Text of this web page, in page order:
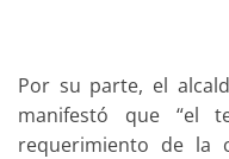
Por su parte, el
manifestó que “el
requerimiento de la